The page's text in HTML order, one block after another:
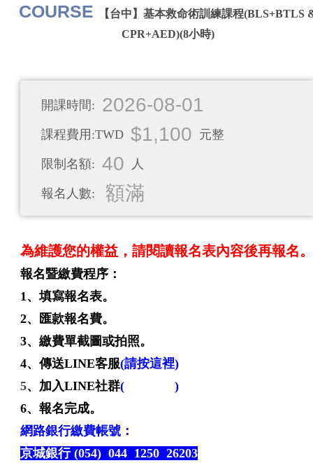
COURSE
【台中】基本救命術訓練課程(BLS+BTLS
CPR+AED)(8小時)
開課時間: 2026-08-01
課程費用:TWD $1,100 元整
限制名額: 40 人
報名人數: 額滿
為維護您的權益，請閱讀報名表內容後再報名
報名暨繳費程序：
1、填寫報名表。
2、匯款報名費。
3、繳費單截圖或拍照。
4、傳送LINE客服(請按這裡)
5、加入LINE社群( 請按這裡)
6、報名完成。
網路銀行繳費帳號：
京城銀行 (054) 044 1250 26203